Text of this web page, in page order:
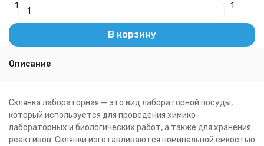
1
1
В корзину
Описание
Склянка лабораторная — это вид лабораторной посуды,
который используется для проведения химико-
лабораторных и биологических работ, а также для хранения
реактивов. Склянки изготавливаются номинальной емкостью